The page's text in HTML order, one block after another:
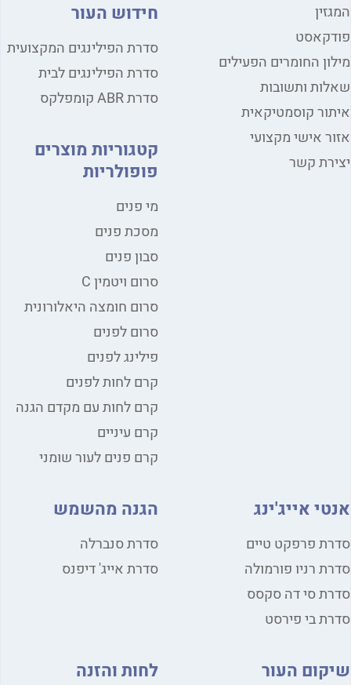
המגזין
פודקאסט
מילון החומרים הפעילים
שאלות ותשובות
איתור קוסמטיקאית
אזור אישי מקצועי
יצירת קשר
חידוש העור
סדרת הפילינגים המקצועית
סדרת הפילינגים לבית
סדרת ABR קומפלקס
קטגוריות מוצרים
פופולריות
מי פנים
מסכת פנים
סבון פנים
סרום ויטמין C
סרום חומצה היאלורונית
סרום לפנים
פילינג לפנים
קרם לחות לפנים
קרם לחות עם מקדם הגנה
קרם עיניים
קרם פנים לעור שומני
אנטי אייג'ינג
סדרת פרפקט טיים
סדרת רניו פורמולה
סדרת סי דה סקסס
סדרת בי פירסט
שיקום העור
הגנה מהשמש
סדרת סנברלה
סדרת אייג' דיפנס
לחות והזנה